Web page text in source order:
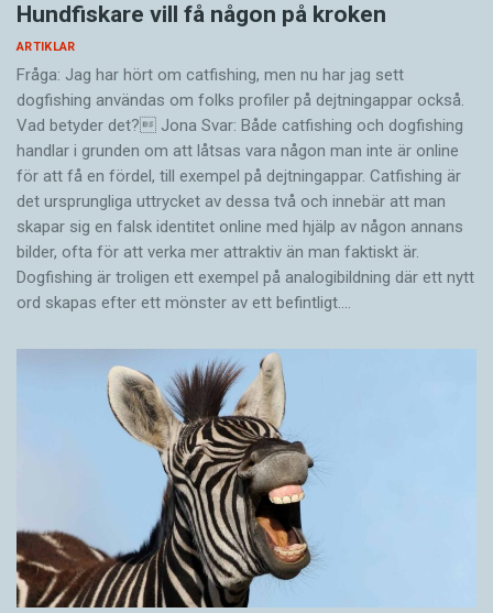
Hundfiskare vill få någon på kroken
ARTIKLAR
Fråga: Jag har hört om catfishing, men nu har jag sett
dogfishing användas om folks profiler på dejtningappar också.
Vad betyder det? Jona Svar: Både catfishing och dogfishing
handlar i grunden om att låtsas vara någon man inte är online
för att få en fördel, till exempel på dejtningappar. Catfishing är
det ursprungliga uttrycket av dessa två och innebär att man
skapar sig en falsk identitet online med hjälp av någon annans
bilder, ofta för att verka mer attraktiv än man faktiskt är.
Dogfishing är troligen ett exempel på analogibildning där ett nytt
ord skapas efter ett mönster av ett befintligt.…